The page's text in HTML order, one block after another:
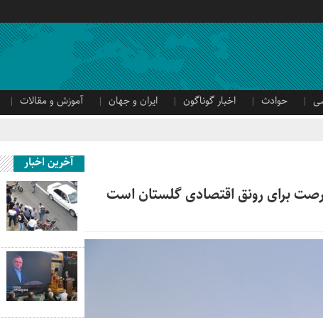
حوادث اخبار گوناگون ایران و جهان آموزش و مقالات
برای رونق اقتصادی گلستان است
آخرین اخبار